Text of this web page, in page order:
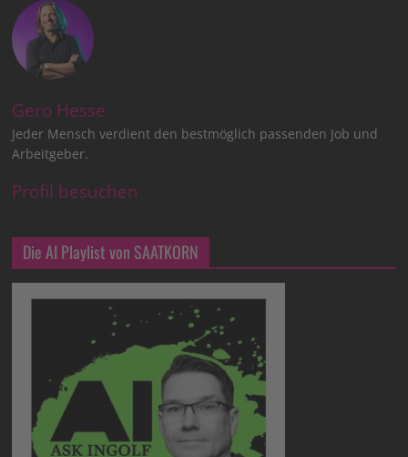
Gero Hesse
Jeder Mensch verdient den bestmöglich passenden Job und
Arbeitgeber.
Profil besuchen
Die AI Playlist von SAATKORN